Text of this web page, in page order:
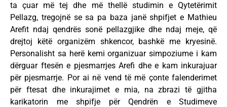
ta çuar më tej dhe më thellë studimin e Qytetërimit
Pellazg, tregojnë se sa pa baza janë shpifjet e Mathieu
Arefit ndaj qendrës sonë pellazgjike dhe ndaj meje, që
drejtoj këtë organizëm shkencor, bashkë me kryesinë.
Personalisht sa herë kemi organizuar simpoziume i kam
dërguar ftesën e pjesmarrjes Arefi dhe e kam inkurajuar
për pjesmarrje. Por ai në vend të më çonte falenderimet
për ftesat dhe inkurajimet e mia, na zbrazi të gjitha
karikatorin me shpifje për Qendrën e Studimeve